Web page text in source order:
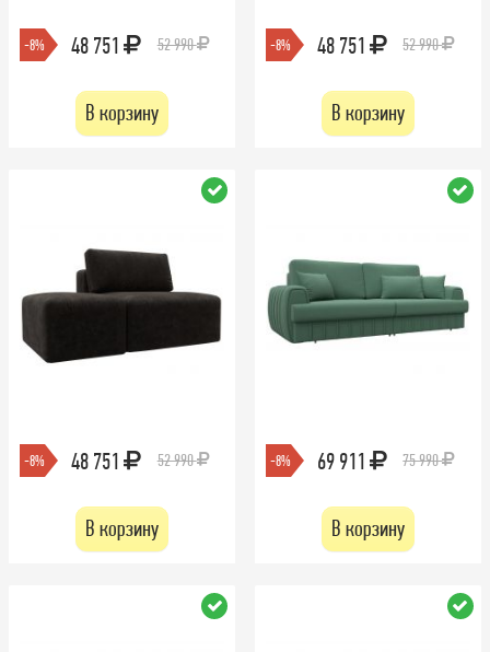
-8% 48 751 52 990
В корзину
-8% 48 751 52 990
В корзину
-8% 48 751 52 990
В корзину
-8% 69 911 75 990
В корзину